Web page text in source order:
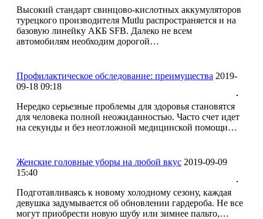
Высокий стандарт свинцово-кислотных аккумуляторов
турецкого производителя Mutlu распространяется и на
базовую линейку АКБ SFB. Далеко не всем
автомобилям необходим дорогой…
Профилактическое обследование: преимущества 2019-
09-18 09:18
Нередко серьезные проблемы для здоровья становятся
для человека полной неожиданностью. Часто счет идет
на секунды и без неотложной медицинской помощи…
Женские головные уборы на любой вкус 2019-09-09
15:40
Подготавливаясь к новому холодному сезону, каждая
девушка задумывается об обновлении гардероба. Не все
могут приобрести новую шубу или зимнее пальто,…